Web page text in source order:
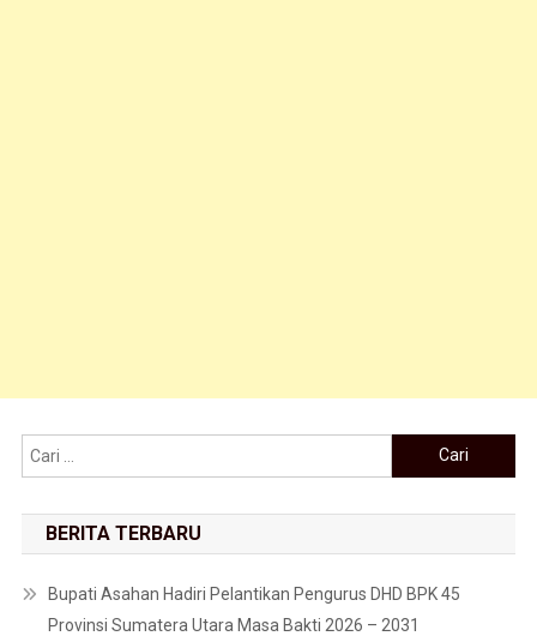
Cari untuk:
BERITA TERBARU
Bupati Asahan Hadiri Pelantikan Pengurus DHD BPK 45
Provinsi Sumatera Utara Masa Bakti 2026 – 2031